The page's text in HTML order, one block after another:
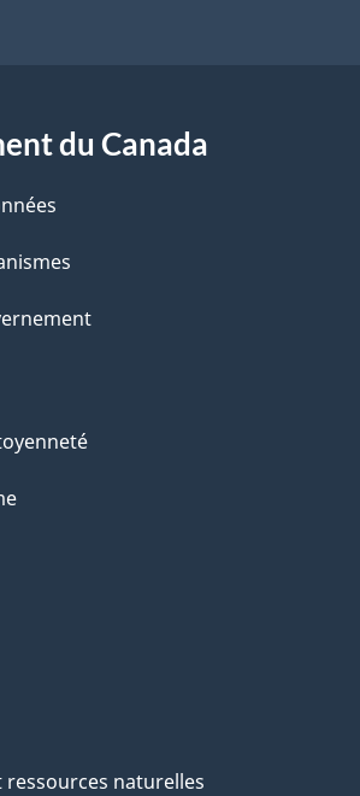
du Canada
naturelles